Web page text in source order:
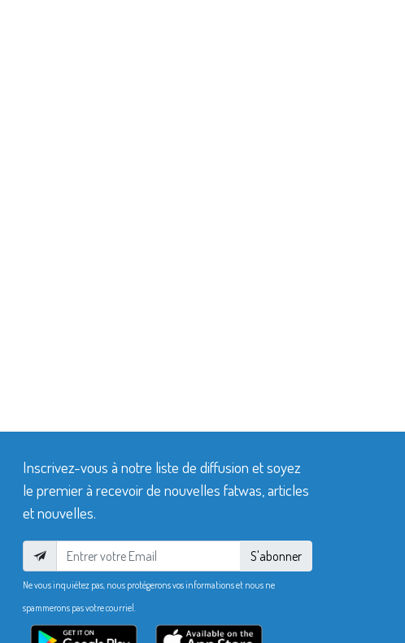
Inscrivez-vous à notre liste de diffusion et soyez
le premier à recevoir de nouvelles fatwas, articles
et nouvelles.
S'abonner
Ne vous inquiétez pas, nous protégerons vos informations et nous ne
spammerons pas votre courriel.